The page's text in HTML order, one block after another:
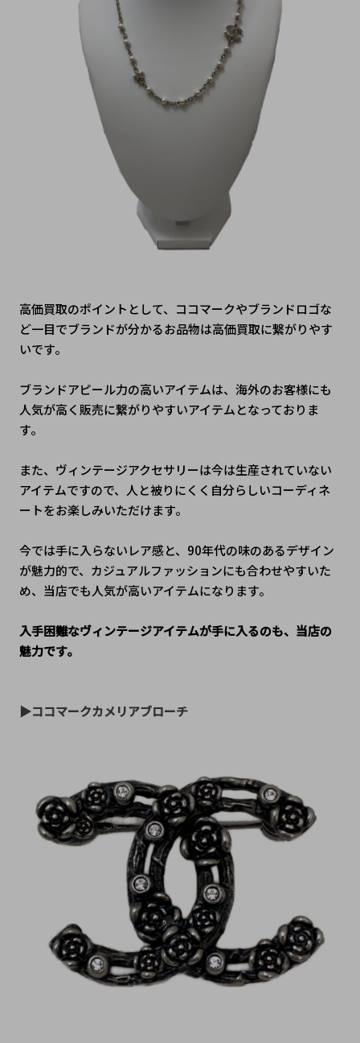
高価買取のポイントとして、ココマークやブランドロゴな
ど一目でブランドが分かるお品物は高価買取に繋がりやす
いです。
ブランドアピール力の高いアイテムは、海外のお客様にも
人気が高く販売に繋がりやすいアイテムとなっておりま
す。
また、ヴィンテージアクセサリーは今は生産されていない
アイテムですので、人と被りにくく自分らしいコーディネ
ートをお楽しみいただけます。
今では手に入らないレア感と、90年代の味のあるデザイン
が魅力的で、カジュアルファッションにも合わせやすいた
め、当店でも人気が高いアイテムになります。
入手困難なヴィンテージアイテムが手に入るのも、当店の
魅力です。
▶ココマークカメリアブローチ